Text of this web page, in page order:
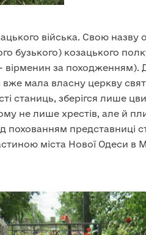
війська. Свою
бузького) козацького
за походженням).
вже мала власну церкву
станиць, зберігся лише
не лише хрестів, але й
представниці
міста Нової Одеси в